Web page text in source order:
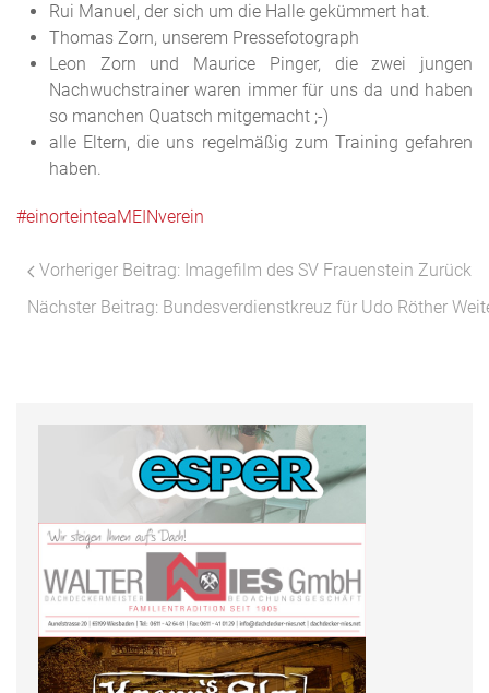
Rui Manuel, der sich um die Halle gekümmert hat.
Thomas Zorn, unserem Pressefotograph
Leon Zorn und Maurice Pinger, die zwei jungen
Nachwuchstrainer waren immer für uns da und haben
so manchen Quatsch mitgemacht ;-)
alle Eltern, die uns regelmäßig zum Training gefahren
haben.
#einorteinteaMEINverein
Vorheriger Beitrag: Imagefilm des SV Frauenstein Zurück
Nächster Beitrag: Bundesverdienstkreuz für Udo Röther